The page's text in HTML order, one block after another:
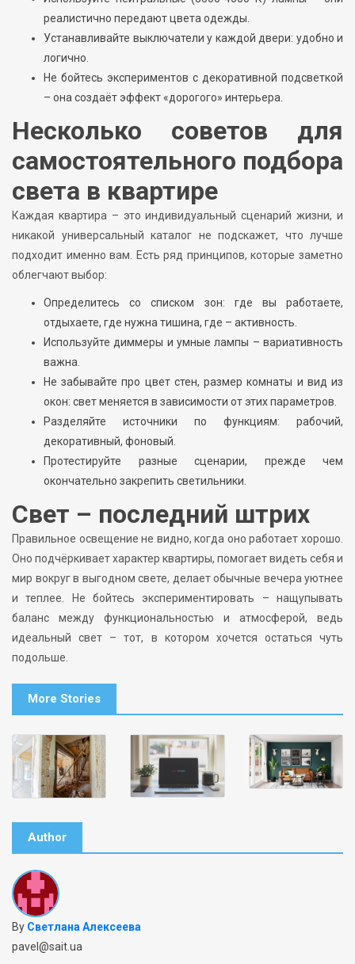
реалистично передают цвета одежды.
Устанавливайте выключатели у каждой двери: удобно и
логично.
Не бойтесь экспериментов с декоративной подсветкой
– она создаёт эффект «дорогого» интерьера.
Несколько советов для
самостоятельного подбора
света в квартире
Каждая квартира – это индивидуальный сценарий жизни, и
никакой универсальный каталог не подскажет, что лучше
подходит именно вам. Есть ряд принципов, которые заметно
облегчают выбор:
Определитесь со списком зон: где вы работаете,
отдыхаете, где нужна тишина, где – активность.
Используйте диммеры и умные лампы – вариативность
важна.
Не забывайте про цвет стен, размер комнаты и вид из
окон: свет меняется в зависимости от этих параметров.
Разделяйте источники по функциям: рабочий,
декоративный, фоновый.
Протестируйте разные сценарии, прежде чем
окончательно закрепить светильники.
Свет – последний штрих
Правильное освещение не видно, когда оно работает хорошо.
Оно подчёркивает характер квартиры, помогает видеть себя и
мир вокруг в выгодном свете, делает обычные вечера уютнее
и теплее. Не бойтесь экспериментировать – нащупывать
баланс между функциональностью и атмосферой, ведь
идеальный свет – тот, в котором хочется остаться чуть
подольше.
More Stories
Author
By Светлана Алексеева
pavel@sait.ua